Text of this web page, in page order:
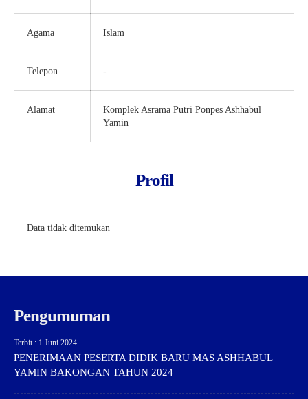
Agama Islam
Telepon -
Alamat
Komplek Asrama Putri Ponpes Ashhabul
Yamin
Profil
Data tidak ditemukan
Pengumuman
Terbit : 1 Juni 2024
PENERIMAAN PESERTA DIDIK BARU MAS ASHHABUL
YAMIN BAKONGAN TAHUN 2024